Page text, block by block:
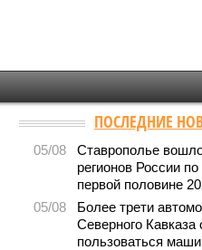
ПОСЛЕДНИЕ
05/08
Ставрополье
регионов России по
первой половине
05/08
Более трети
Северного Кавказа
пользоваться